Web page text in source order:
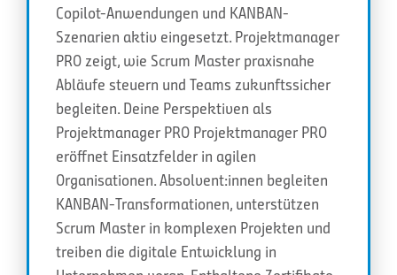
Copilot-Anwendungen und KANBAN-
Szenarien aktiv eingesetzt. Projektmanager
PRO zeigt, wie Scrum Master praxisnahe
Abläufe steuern und Teams zukunftssicher
begleiten. Deine Perspektiven als
Projektmanager PRO Projektmanager PRO
eröffnet Einsatzfelder in agilen
Organisationen. Absolvent:innen begleiten
KANBAN-Transformationen, unterstützen
Scrum Master in komplexen Projekten und
treiben die digitale Entwicklung in